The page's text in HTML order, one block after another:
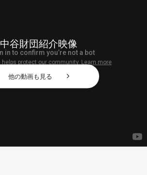
中谷財団紹介映像
他の動画も見る